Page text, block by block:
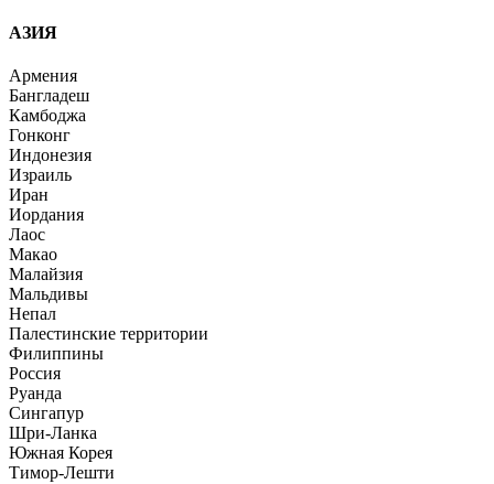
АЗИЯ
Армения
Бангладеш
Камбоджа
Гонконг
Индонезия
Израиль
Иран
Иордания
Лаос
Макао
Малайзия
Мальдивы
Непал
Палестинские территории
Филиппины
Россия
Руанда
Сингапур
Шри-Ланка
Южная Корея
Тимор-Лешти